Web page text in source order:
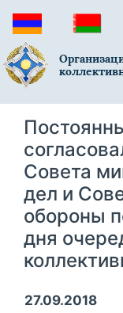
Совета
дел и
обороны
дня
27.09.2018